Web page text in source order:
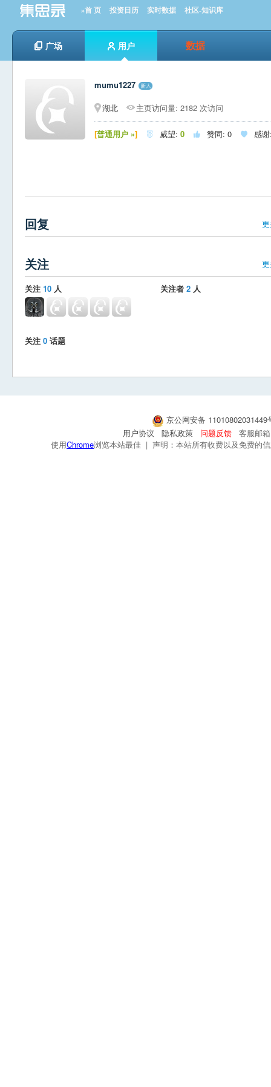
»首 页 投资日历 实时数据 社区-知识库
广场 用户 数据
mumu1227
湖北
主页访问量: 2182 次访问
[普通用户 »]  威望: 0  赞同: 0  感
回复
关注
关注 10 人 关注者 2 人
关注 0 话题
京公网安备
用户协议
隐私政策 问题反馈
客服邮
使用Chrome浏览本站最佳 | 声明：本站所有收费以及免费的